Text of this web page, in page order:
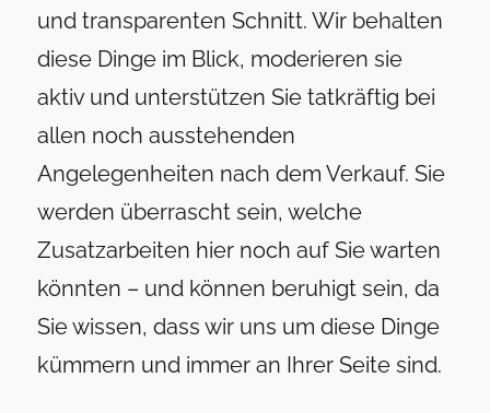
und transparenten Schnitt. Wir behalten
diese Dinge im Blick, moderieren sie
aktiv und unterstützen Sie tatkräftig bei
allen noch ausstehenden
Angelegenheiten nach dem Verkauf. Sie
werden überrascht sein, welche
Zusatzarbeiten hier noch auf Sie warten
könnten – und können beruhigt sein, da
Sie wissen, dass wir uns um diese Dinge
kümmern und immer an Ihrer Seite sind.